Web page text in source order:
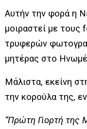
Αυτήν την φορά η
μοιραστεί με τους
τρυφερών
μητέρας στο
Μάλιστα, εκείνη
την κορούλα της,
“Πρώτη Γιορτή της